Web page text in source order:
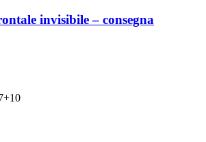
invisibile – consegna